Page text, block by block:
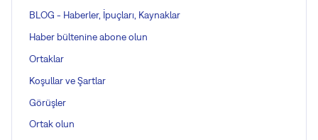
BLOG - Haberler, İpuçları, Kaynaklar
Haber bültenine abone olun
Ortaklar
Koşullar ve Şartlar
Görüşler
Ortak olun